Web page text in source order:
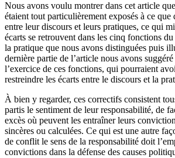
Nous avons voulu montrer dans cet article
étaient tout particulièrement exposés à ce que
entre leur discours et leurs pratiques, ce qui
écarts se retrouvent dans les cinq fonctions
la pratique que nous avons distinguées puis
dernière partie de l’article nous avons
l’exercice de ces fonctions, qui pourraient
restreindre les écarts entre le discours et la
À bien y regarder, ces correctifs consistent
partis le sentiment de leur responsabilité, de
excès où peuvent les entraîner leurs
sincères ou calculées. Ce qui est une autre
de conflit le sens de la responsabilité doit
convictions dans la défense des causes